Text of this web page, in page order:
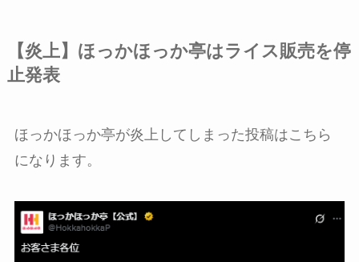
【炎上】ほっかほっか亭はライス販売を停
止発表
ほっかほっか亭が炎上してしまった投稿はこちら
になります。